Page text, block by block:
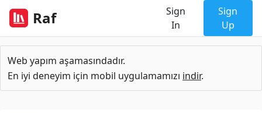
Raf
Sign
In
Sign
Up
Web yapım aşamasındadır.
En iyi deneyim için mobil uygulamamızı indir.